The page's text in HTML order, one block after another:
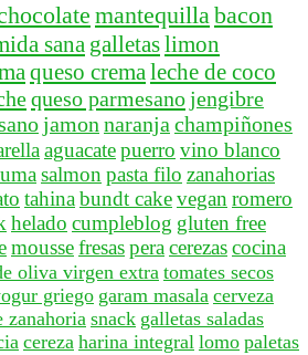
mantequillabacon
sana galletaslimon
queso crema leche de coco
queso parmesanojengibre
jamon naranja champiñones
aguacatepuerro vino blanco
salmon pasta filo zanahorias
tahina bundt cakevegan romero
helado cumpleblog gluten free
moussefresaspera cerezascocina
oliva virgen extratomates secos
griego garam masala cerveza
zanahoria snack galletas saladas
cereza harina integral lomo paletas